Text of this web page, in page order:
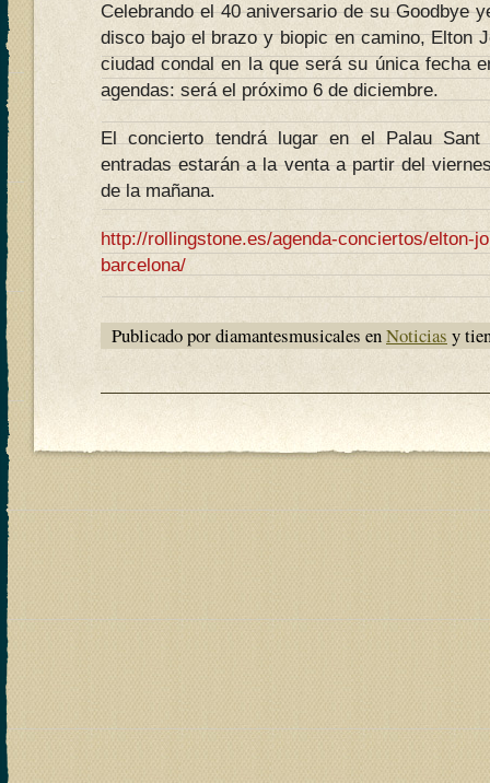
Celebrando el 40 aniversario de su Goodbye
disco bajo el brazo y biopic en camino, Elton
ciudad condal en la que será su única fecha
agendas: será el próximo 6 de diciembre.
El concierto tendrá lugar en el Palau
entradas estarán a la venta a partir del
de la mañana.
http://rollingstone.es/agenda-conciertos/elton-
barcelona/
Publicado por diamantesmusicales enNoticias y